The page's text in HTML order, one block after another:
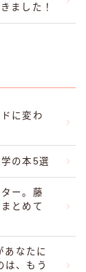
ました！
に変わ
の本5選
ー。藤
とめて
あなたに
は、もう